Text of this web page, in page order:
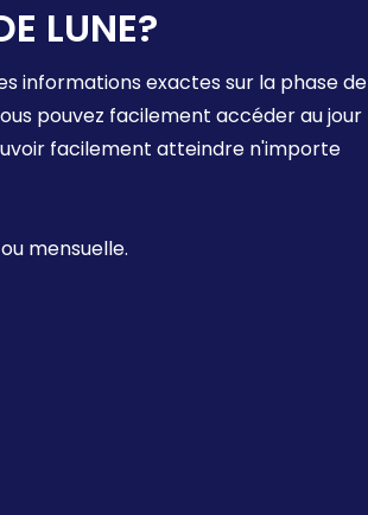
LUNE?
informations exactes sur la phase de
pouvez facilement accéder au jour
facilement atteindre n'importe
mensuelle.